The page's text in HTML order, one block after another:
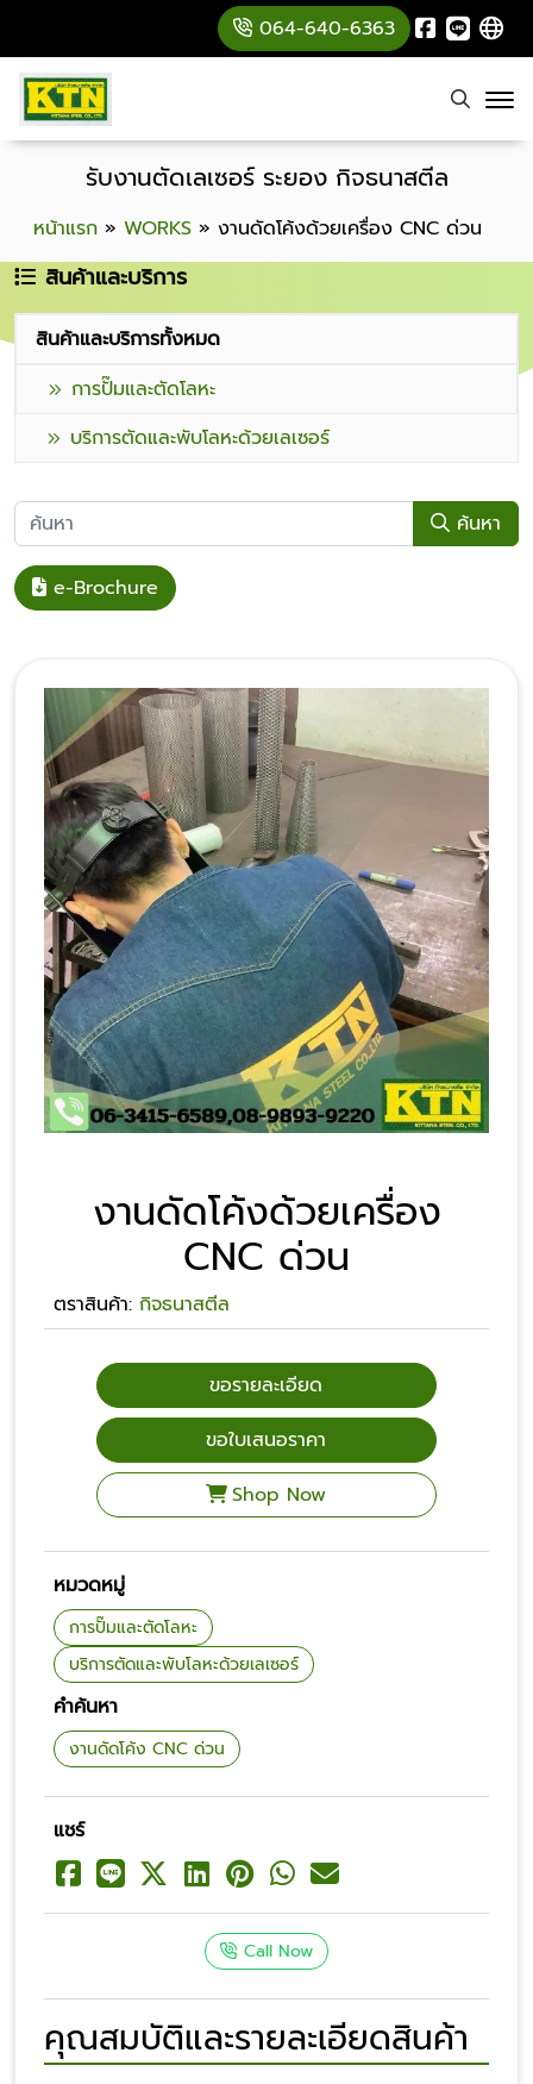
064-640-6363
หน้าแรก » WORKS » งานดัดโค้งด้วยเครื่อง CNC ด่วน
รับงานตัดเลเซอร์ ระยอง กิจธนาสตีล
สินค้าและบริการ
สินค้าและบริการทั้งหมด
การปั๊มและตัดโลหะ
บริการตัดและพับโลหะด้วยเลเซอร์
ค้นหา
e-Brochure
งานดัดโค้งด้วยเครื่อง
CNC ด่วน
ตราสินค้า: กิจธนาสตีล
ขอรายละเอียด
ขอใบเสนอราคา
Shop Now
หมวดหมู่
การปั๊มและตัดโลหะ
บริการตัดและพับโลหะด้วยเลเซอร์
คำค้นหา
งานดัดโค้ง CNC ด่วน
แชร์
Call Now
คุณสมบัติและรายละเอียดสินค้า